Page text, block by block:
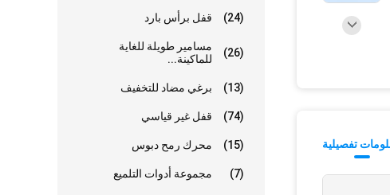
قفل برأس بارد (24)
مسامير طويلة للغاية
للماكينة...
(26)
برغي مضاد للتخفيف (13)
قفل غير قياسي (74)
محرك رمح دبوس (15)
مجموعة أدوات التلميع (7)
تفصيلية